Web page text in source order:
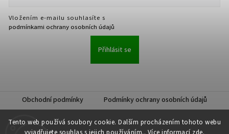
Tento web používá soubory cookie. Dalším procházením tohoto webu
Vložením e-mailu souhlasíte s
podmínkami ochrany osobních údajů
Přihlásit se
Obchodní podmínky Podmínky ochrany osobních údajů